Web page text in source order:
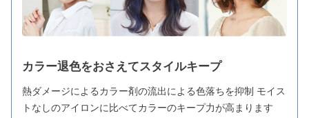
カラー退色をおさえてスタイルキープ
熱ダメージによるカラー剤の流出による色落ちを抑制 モイス
トなしのアイロンに比べてカラーのキープ力が高まります